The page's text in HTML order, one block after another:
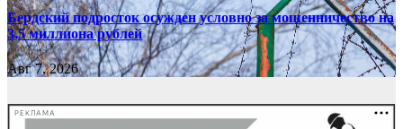
Бердский подросток осужден условно за мошенничество на
3,5 миллиона рублей
Авг 7, 2026
РЕКЛАМА